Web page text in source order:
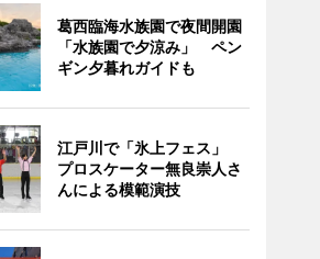
葛西臨海水族園で夜間開園
「水族園で夕涼み」 ペン
ギン夕暮れガイドも
江戸川で「氷上フェス」
プロスケーター無良崇人さ
んによる模範演技